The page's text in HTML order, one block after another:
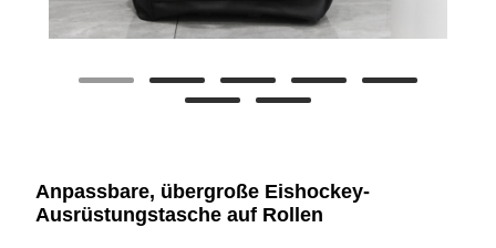
Anpassbare, übergroße Eishockey-
Ausrüstungstasche auf Rollen